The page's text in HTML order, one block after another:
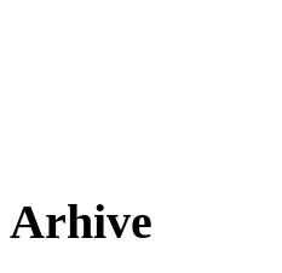
Arhive